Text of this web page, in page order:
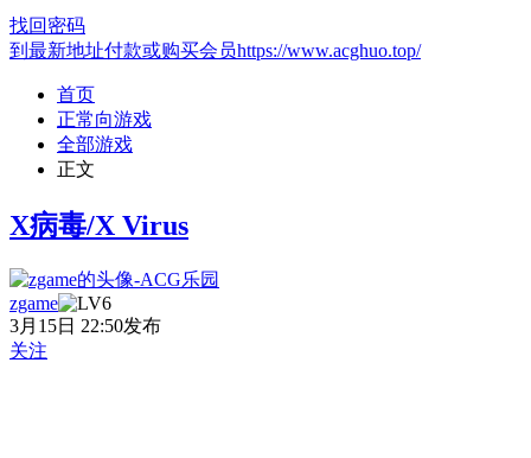
找回密码
到最新地址付款或购买会员https://www.acghuo.top/
首页
正常向游戏
全部游戏
正文
X病毒/X Virus
zgame
3月15日 22:50发布
关注